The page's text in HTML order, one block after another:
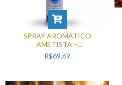
SPRAY AROMÁTICO
AMETISTA –
TRANQUILIDADE (110ML)
R$69,69